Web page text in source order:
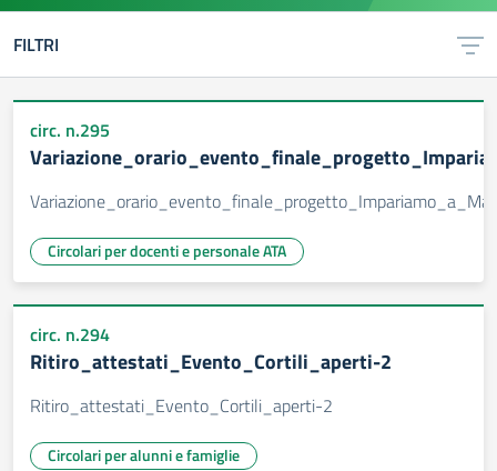
FILTRI
circ. n.295
Circolari per docenti e personale ATA
circ. n.294
Ritiro_attestati_Evento_Cortili_aperti-2
Ritiro_attestati_Evento_Cortili_aperti-2
Circolari per alunni e famiglie